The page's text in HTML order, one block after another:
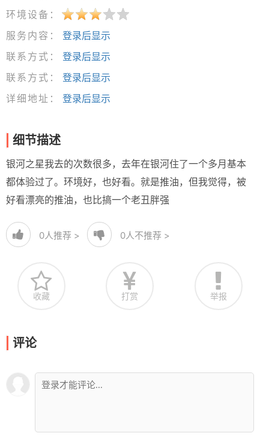
环境设备：
服务内容：
登录后显示
联系方式：
登录后显示
联系方式：
登录后显示
详细地址：
登录后显示
细节描述
银河之星我去的次数很多，去年在银河住了一个多月基本
都体验过了。环境好，也好看。就是推油，但我觉得，被
好看漂亮的推油，也比搞一个老丑胖强
0人推荐 > 0人不推荐 >
收藏 打赏 举报
评论